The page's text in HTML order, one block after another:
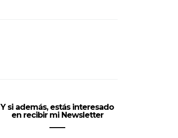
Y si además, estás interesado
en recibir mi Newsletter